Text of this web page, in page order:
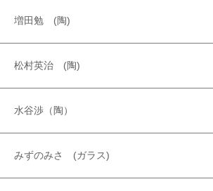
増田勉 (陶)
松村英治 (陶)
水谷渉（陶）
みずのみさ (ガラス)